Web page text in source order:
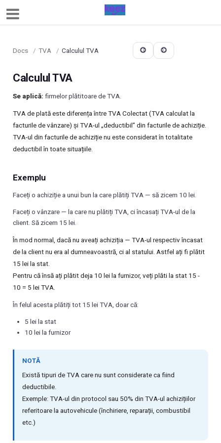
Docs / TVA / Calculul TVA
Calculul TVA
Se aplică: firmelor plătitoare de TVA.
TVA de plată este diferența între TVA Colectat (TVA calculat la
facturile de vânzare) și TVA-ul „deductibil” din facturile de achiziție.
TVA-ul din facturile de achiziție nu este considerat în totalitate
deductibil în toate situațiile.
Exemplu
Faceți o achiziție a unui bun la care plătiți TVA — să zicem 10 lei.
Faceți o vânzare — la care nu plătiți TVA, ci încasați TVA-ul de la
client. Să zicem 15 lei.
În mod normal, dacă nu aveați achiziția — TVA-ul respectiv încasat
de la client nu era al dumneavoastră, ci al statului. Astfel ați fi plătit
15 lei la stat.
Pentru că însă ați plătit deja 10 lei la furnizor, veți plăti la stat 15 -
10 = 5 lei TVA.
În felul acesta plătiți tot 15 lei TVA, doar că:
5 lei la stat
10 lei la furnizor
NOTĂ
Există tipuri de TVA care nu sunt considerate ca fiind
deductibile.
Exemple: TVA-ul din protocol sau 50% din TVA-ul achizițiilor
referitoare la autovehicule (închiriere, reparații, combustibil
etc.)